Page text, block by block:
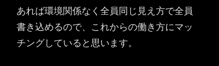
あれば環境関係なく全員同じ見え方で全員
書き込めるので、これからの働き方にマッ
チングしていると思います。